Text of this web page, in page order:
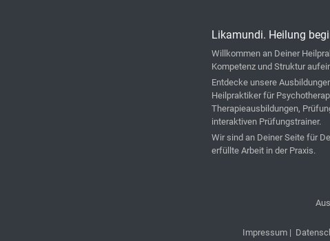
Likamundi. Heilung
Willkommen an Deiner
Kompetenz und Struktur
Entdecke unsere
Heilpraktiker für
Therapieausbildungen,
interaktiven Prüfungstrainer.
Wir sind an Deiner Seite für
erfüllte Arbeit in der Praxis.
Impressum |